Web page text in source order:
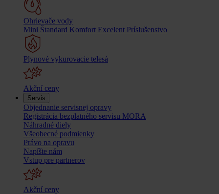
Ohrievače vody
Mini Štandard Komfort Excelent Príslušenstvo
Plynové vykurovacie telesá
Akční ceny
Servis
Objednanie servisnej opravy
Registrácia bezplatného servisu MORA
Náhradné diely
Všeobecné podmienky
Právo na opravu
Napíšte nám
Vstup pre partnerov
Akční ceny